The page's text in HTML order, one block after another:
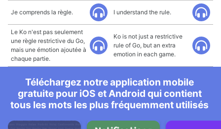
Je comprends la règle. I understand the rule.
Le Ko n'est pas seulement
une règle restrictive du Go,
mais une émotion ajoutée à
chaque partie.
Ko is not just a restrictive
rule of Go, but an extra
emotion in each game.
Téléchargez notre application mobile
gratuite pour iOS et Android qui contient
tous les mots les plus fréquemment utilisés